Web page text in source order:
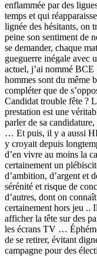
enflammée par des
temps et qui
lignée des hésitants,
peine son sentiment de
se demander, chaque
gueguerre inégale avec
actuel, j’ai nommé
hommes sont du même
compléter que de
Candidat trouble fête ?
prestation est une
parler de sa
… Et puis, il y a aussi
y croyait depuis
d’en vivre au moins la
certainement un
d’ambition, d’argent et
sérénité et risque de
d’autres, dont on
certainement hors jeu ..
afficher la tête sur des
les écrans TV …
de se retirer, évitant
campagne pour des